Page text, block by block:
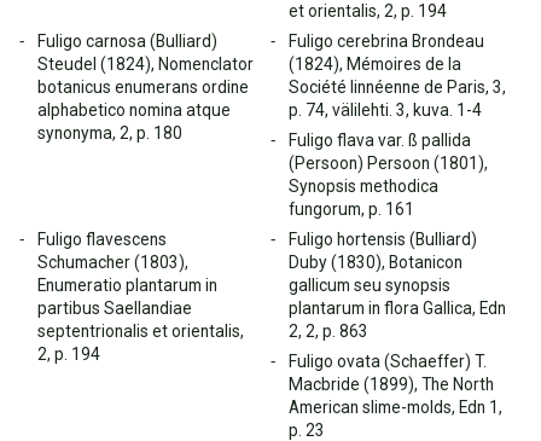
et orientalis, 2, p. 194
Fuligo carnosa (Bulliard)
Steudel (1824), Nomenclator
botanicus enumerans ordine
alphabetico nomina atque
synonyma, 2, p. 180
Fuligo cerebrina Brondeau
(1824), Mémoires de la
Société linnéenne de Paris, 3,
p. 74, välilehti. 3, kuva. 1-4
Fuligo flava var. ß pallida
(Persoon) Persoon (1801),
Synopsis methodica
fungorum, p. 161
Fuligo flavescens
Schumacher (1803),
Enumeratio plantarum in
partibus Saellandiae
septentrionalis et orientalis,
2, p. 194
Fuligo hortensis (Bulliard)
Duby (1830), Botanicon
gallicum seu synopsis
plantarum in flora Gallica, Edn
2, 2, p. 863
Fuligo ovata (Schaeffer) T.
Macbride (1899), The North
American slime-molds, Edn 1,
p. 23